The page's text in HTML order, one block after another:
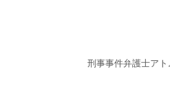
刑事事件弁護士アト